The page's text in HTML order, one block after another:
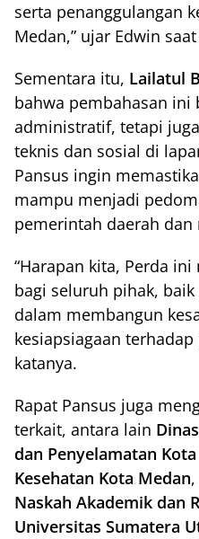
serta penanggulangan
Medan,” ujar Edwin
Sementara itu, Lailatul
bahwa pembahasan ini
administratif, tetapi
teknis dan sosial di
Pansus ingin
mampu menjadi
pemerintah daerah dan
“Harapan kita, Perda
bagi seluruh pihak,
dalam membangun
kesiapsiagaan
katanya.
Rapat Pansus juga
terkait, antara lain
dan Penyelamatan
Kesehatan Kota Medan
Naskah Akademik dan
Universitas Sumatera